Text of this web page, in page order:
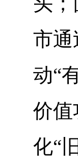
市通
动“
价
化“